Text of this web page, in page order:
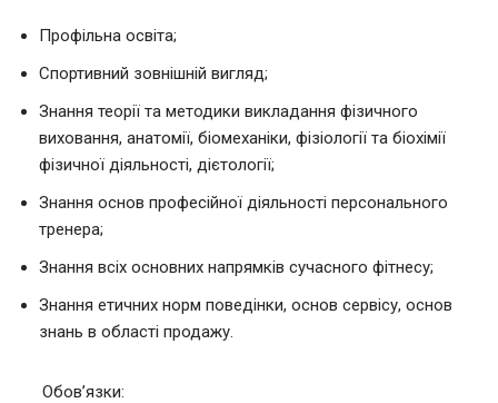
Профільна освіта;
Спортивний зовнішній вигляд;
Знання теорії та методики викладання фізичного
виховання, анатомії, біомеханіки, фізіології та біохімії
фізичної діяльності, дієтології;
Знання основ професійної діяльності персонального
тренера;
Знання всіх основних напрямків сучасного фітнесу;
Знання етичних норм поведінки, основ сервісу, основ
знань в області продажу.
Обов’язки: